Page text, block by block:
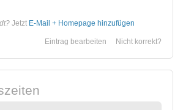
Jetzt E-Mail + Homepage hinzufügen
Nicht korrekt?
Eintrag bearbeiten